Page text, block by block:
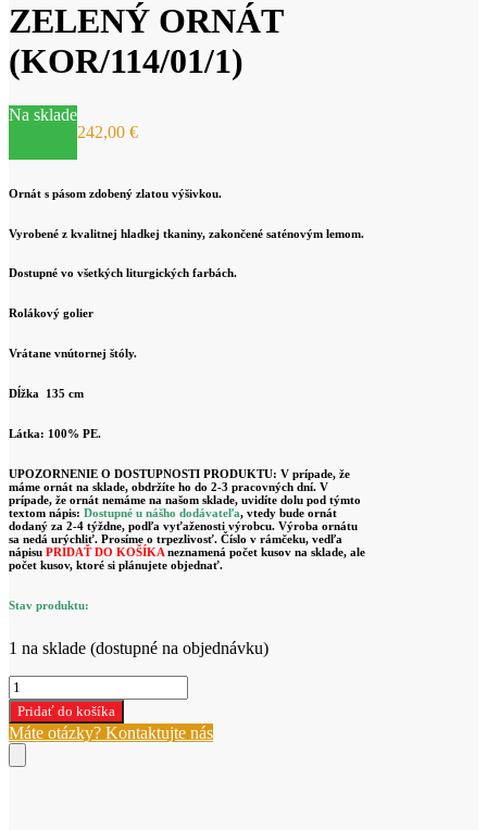
ZELENÝ ORNÁT
(KOR/114/01/1)
Na sklade
242,00 €
Ornát s pásom zdobený zlatou výšivkou.
Vyrobené z kvalitnej hladkej tkaniny, zakončené saténovým lemom.
Dostupné vo všetkých liturgických farbách.
Rolákový golier
Vrátane vnútornej štóly.
Dĺžka 135 cm
Látka: 100% PE.
UPOZORNENIE O DOSTUPNOSTI PRODUKTU: V prípade, že
máme ornát na sklade, obdržíte ho do 2-3 pracovných dní. V
prípade, že ornát nemáme na našom sklade, uvidíte dolu pod týmto
textom nápis: Dostupné u nášho dodávateľa, vtedy bude ornát
dodaný za 2-4 týždne, podľa vyťaženosti výrobcu. Výroba ornátu
sa nedá urýchliť. Prosíme o trpezlivosť. Číslo v rámčeku, vedľa
nápisu PRIDAŤ DO KOŠÍKA neznamená počet kusov na sklade, ale
počet kusov, ktoré si plánujete objednať.
Stav produktu:
1 na sklade (dostupné na objednávku)
množstvo
ZELENÝ
ORNÁT
(KOR/114/01/1)
Pridať do košíka
Máte otázky? Kontaktujte nás